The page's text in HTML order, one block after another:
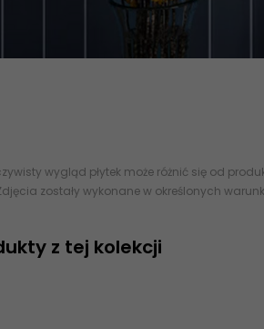
wygląd płytek może różnić się od
zostały wykonane w określonych
z tej kolekcji